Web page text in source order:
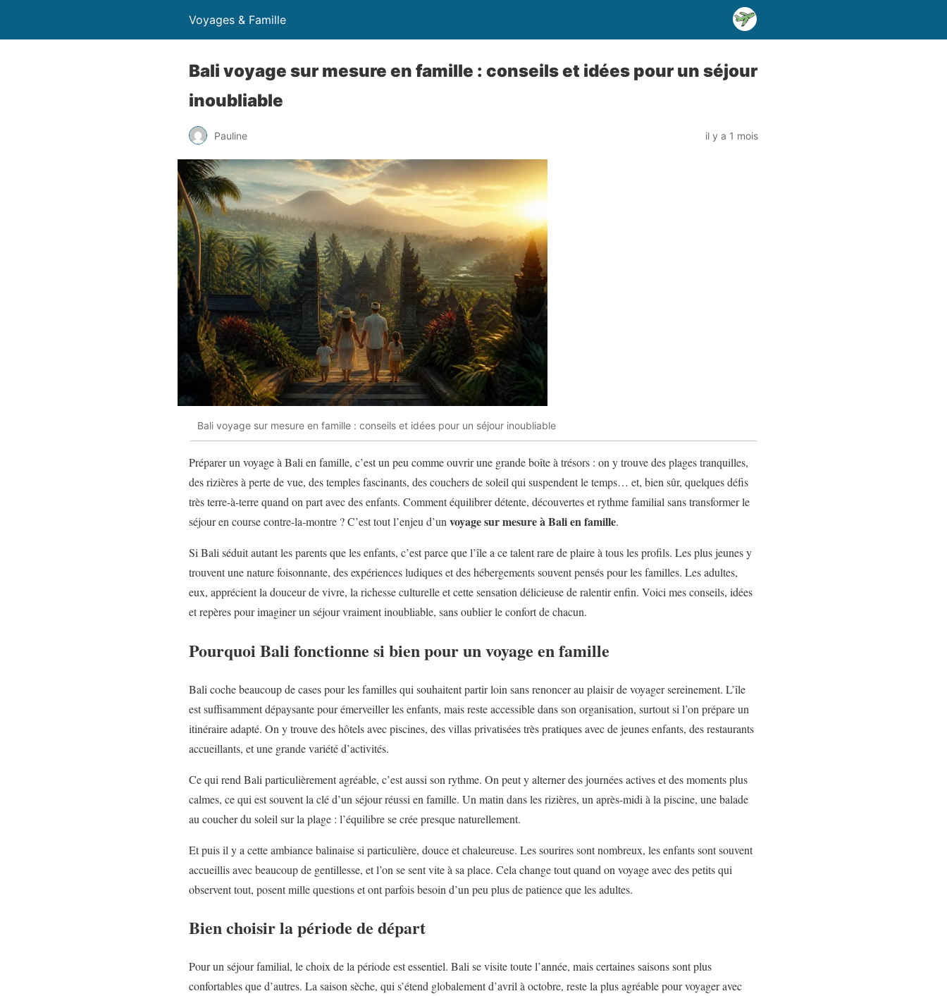
Voyages & Famille
Bali voyage sur mesure en famille : conseils et idées pour un séjour
inoubliable
Pauline il y a 1 mois
Bali voyage sur mesure en famille : conseils et idées pour un séjour inoubliable
Préparer un voyage à Bali en famille, c’est un peu comme ouvrir une grande boîte à trésors : on y trouve des plages tranquilles,
des rizières à perte de vue, des temples fascinants, des couchers de soleil qui suspendent le temps… et, bien sûr, quelques défis
très terre-à-terre quand on part avec des enfants. Comment équilibrer détente, découvertes et rythme familial sans transformer le
séjour en course contre-la-montre ? C’est tout l’enjeu d’un voyage sur mesure à Bali en famille.
Si Bali séduit autant les parents que les enfants, c’est parce que l’île a ce talent rare de plaire à tous les profils. Les plus jeunes y
trouvent une nature foisonnante, des expériences ludiques et des hébergements souvent pensés pour les familles. Les adultes,
eux, apprécient la douceur de vivre, la richesse culturelle et cette sensation délicieuse de ralentir enfin. Voici mes conseils, idées
et repères pour imaginer un séjour vraiment inoubliable, sans oublier le confort de chacun.
Pourquoi Bali fonctionne si bien pour un voyage en famille
Bali coche beaucoup de cases pour les familles qui souhaitent partir loin sans renoncer au plaisir de voyager sereinement. L’île
est suffisamment dépaysante pour émerveiller les enfants, mais reste accessible dans son organisation, surtout si l’on prépare un
itinéraire adapté. On y trouve des hôtels avec piscines, des villas privatisées très pratiques avec de jeunes enfants, des restaurants
accueillants, et une grande variété d’activités.
Ce qui rend Bali particulièrement agréable, c’est aussi son rythme. On peut y alterner des journées actives et des moments plus
calmes, ce qui est souvent la clé d’un séjour réussi en famille. Un matin dans les rizières, un après-midi à la piscine, une balade
au coucher du soleil sur la plage : l’équilibre se crée presque naturellement.
Et puis il y a cette ambiance balinaise si particulière, douce et chaleureuse. Les sourires sont nombreux, les enfants sont souvent
accueillis avec beaucoup de gentillesse, et l’on se sent vite à sa place. Cela change tout quand on voyage avec des petits qui
observent tout, posent mille questions et ont parfois besoin d’un peu plus de patience que les adultes.
Bien choisir la période de départ
Pour un séjour familial, le choix de la période est essentiel. Bali se visite toute l’année, mais certaines saisons sont plus
confortables que d’autres. La saison sèche, qui s’étend globalement d’avril à octobre, reste la plus agréable pour voyager avec